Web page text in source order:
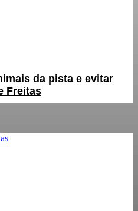
da pista e evitar
Freitas